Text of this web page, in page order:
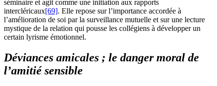
séminaire et agit comme une initiation aux rapports
intercléricaux[69]. Elle repose sur l’importance accordée à
l’amélioration de soi par la surveillance mutuelle et sur une lecture
mystique de la relation qui pousse les collégiens à développer un
certain lyrisme émotionnel.
Déviances amicales ; le danger moral de
l’amitié sensible